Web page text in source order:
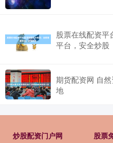
股票在线配资
平台，安全炒股
期货配资网 自
地
炒股配资门户网 股票